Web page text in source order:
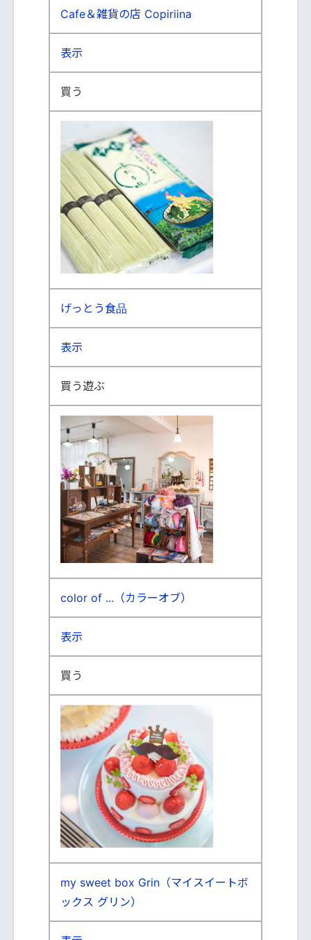
Cafe＆雑貨の店 Copiriina
表示
買う
げっとう食品
表示
買う 遊ぶ
color of ...（カラーオブ）
表示
買う
my sweet box Grin（マイスイートボ
ックス グリン）